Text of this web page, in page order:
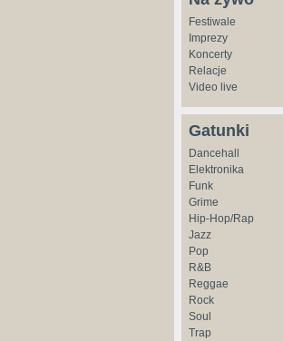
Festiwale
Imprezy
Koncerty
Relacje
Video live
Gatunki
Dancehall
Elektronika
Funk
Grime
Hip-Hop/Rap
Jazz
Pop
R&B
Reggae
Rock
Soul
Trap